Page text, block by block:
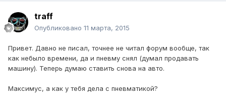
traff
Опубликовано 11 марта, 2015
Привет. Давно не писал, точнее не читал форум вообще, так
как небыло времени, да и пневму снял (думал продавать
машину). Теперь думаю ставить снова на авто.
Максимус, а как у тебя дела с пневматикой?